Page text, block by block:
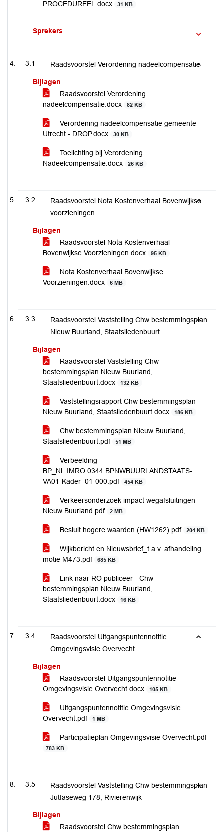
PROCEDUREEL.docx 31 KB
Sprekers
3.1 Raadsvoorstel Verordening nadeelcompensatie
Bijlagen
Raadsvoorstel Verordening
nadeelcompensatie.docx
82 KB
Verordening nadeelcompensatie gemeente
Utrecht - DROP.docx
30 KB
Toelichting bij Verordening
Nadeelcompensatie.docx
26 KB
3.2
Raadsvoorstel Nota Kostenverhaal Bovenwijkse
voorzieningen
Bijlagen
Raadsvoorstel Nota Kostenverhaal
Bovenwijkse Voorzieningen.docx
95 KB
Nota Kostenverhaal Bovenwijkse
Voorzieningen.docx
6 MB
3.3
Raadsvoorstel Vaststelling Chw bestemmingsplan
Nieuw Buurland, Staatsliedenbuurt
Bijlagen
Raadsvoorstel Vaststelling Chw
bestemmingsplan Nieuw Buurland,
Staatsliedenbuurt.docx
132 KB
Vaststellingsrapport Chw bestemmingsplan
Nieuw Buurland, Staatsliedenbuurt.docx
186 KB
Chw bestemmingsplan Nieuw Buurland,
Staatsliedenbuurt.pdf
51 MB
Verbeelding
BP_NL.IMRO.0344.BPNWBUURLANDSTAATS-
VA01-Kader_01-000.pdf
454 KB
Verkeersonderzoek impact wegafsluitingen
Nieuw Buurland.pdf
2 MB
Besluit hogere waarden (HW1262).pdf 204 KB
Wijkbericht en Nieuwsbrief_t.a.v. afhandeling
motie M473.pdf
685 KB
Link naar RO publiceer - Chw
bestemmingsplan Nieuw Buurland,
Staatsliedenbuurt.docx
16 KB
3.4
Raadsvoorstel Uitgangspuntennotitie
Omgevingsvisie Overvecht
Bijlagen
Raadsvoorstel Uitgangspuntennotitie
Omgevingsvisie Overvecht.docx
105 KB
Uitgangspuntennotitie Omgevingsvisie
Overvecht.pdf
1 MB
Participatieplan Omgevingsvisie Overvecht.pdf
783 KB
3.5
Raadsvoorstel Vaststelling Chw bestemmingsplan
Jutfaseweg 178, Rivierenwijk
Bijlagen
Raadsvoorstel Chw bestemmingsplan